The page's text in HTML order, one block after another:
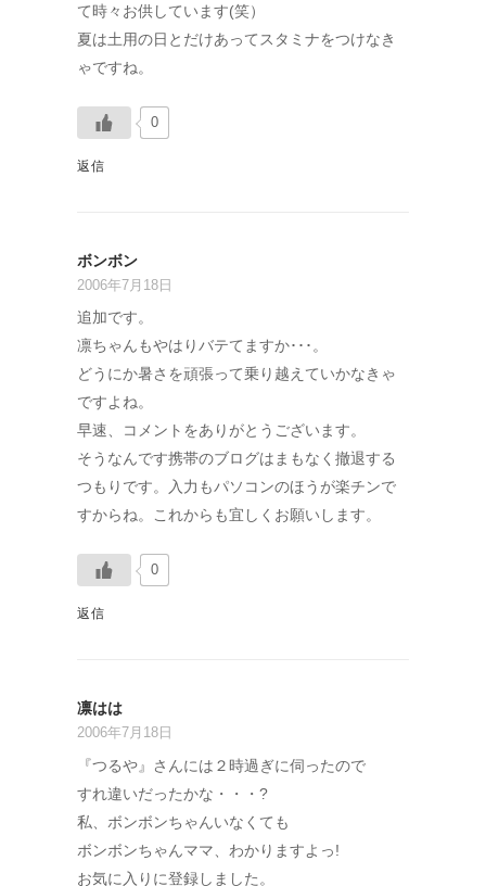
て時々お供しています(笑）
夏は土用の日とだけあってスタミナをつけなき
ゃですね。
0
返信
ボンボン
2006年7月18日
追加です。
凛ちゃんもやはりバテてますか･･･。
どうにか暑さを頑張って乗り越えていかなきゃ
ですよね。
早速、コメントをありがとうございます。
そうなんです携帯のブログはまもなく撤退する
つもりです。入力もパソコンのほうが楽チンで
すからね。これからも宜しくお願いします。
0
返信
凛はは
2006年7月18日
『つるや』さんには２時過ぎに伺ったので
すれ違いだったかな・・・?
私、ボンボンちゃんいなくても
ボンボンちゃんママ、わかりますよっ!
お気に入りに登録しました。